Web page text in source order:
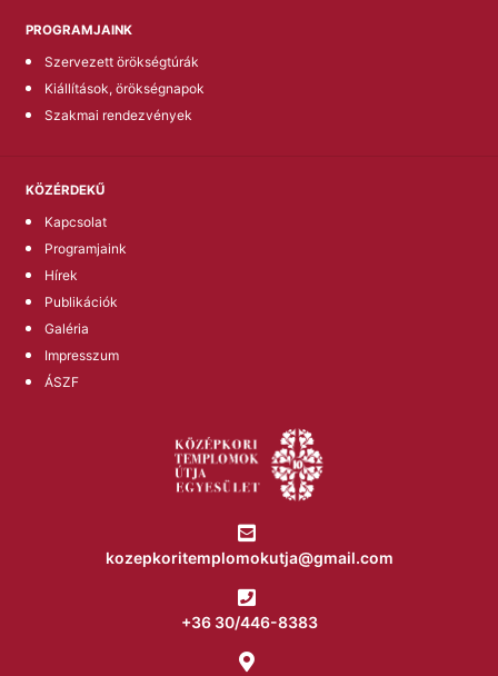
PROGRAMJAINK
Szervezett örökségtúrák
Kiállítások, örökségnapok
Szakmai rendezvények
KÖZÉRDEKŰ
Kapcsolat
Programjaink
Hírek
Publikációk
Galéria
Impresszum
ÁSZF
kozepkoritemplomokutja@gmail.com
+36 30/446-8383